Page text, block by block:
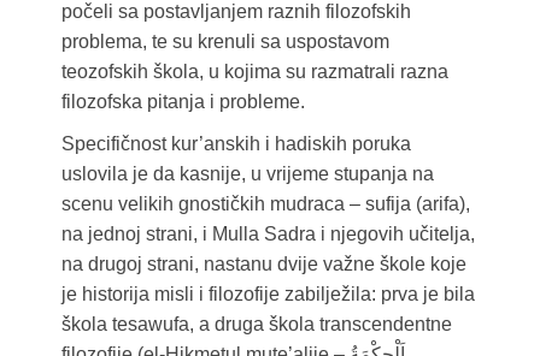
počeli sa postavljanjem raznih filozofskih
problema, te su krenuli sa uspostavom
teozofskih škola, u kojima su razmatrali razna
filozofska pitanja i probleme.
Specifičnost kur’anskih i hadiskih poruka
uslovila je da kasnije, u vrijeme stupanja na
scenu velikih gnostičkih mudraca – sufija (arifa),
na jednoj strani, i Mulla Sadra i njegovih učitelja,
na drugoj strani, nastanu dvije važne škole koje
je historija misli i filozofije zabilježila: prva je bila
škola tesawufa, a druga škola transcendentne